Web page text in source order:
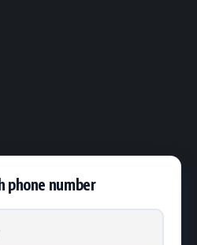
phone number